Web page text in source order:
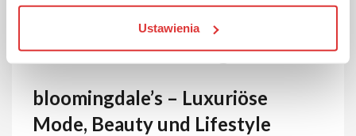
Ustawienia
Über bloomingdale's
bloomingdale’s – Luxuriöse
Mode, Beauty und Lifestyle